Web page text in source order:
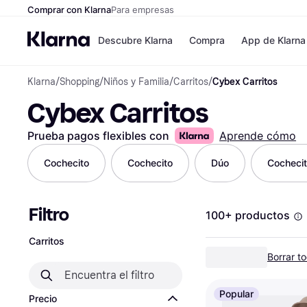
Comprar con KlarnaPara empresas
Descubre Klarna
Formas de pago
Paga en 3 plazos
Paga en 30 días
Financiación
Klarna en Apple
Compra
Tiendas
Zalando Prive
Zara
JD Sports
Directorio de
App de Klarna
Klarna/Shopping/Niños y Familia/Carritos/Cybex Carritos
Cybex Carritos
Prueba pagos flexibles con Aprende cómo
Cochecito Cochecito Dúo
Filtro
Carritos
Precio
100+ productos
Borrar
Popular